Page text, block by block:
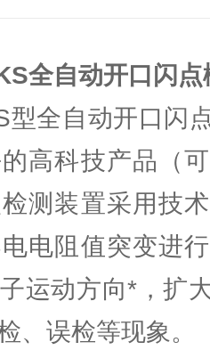
全自动开口闪点
全自动开口闪
高科技产品（
测装置采用技
电阻值突变进
运动方向*，扩
、误检等现象。